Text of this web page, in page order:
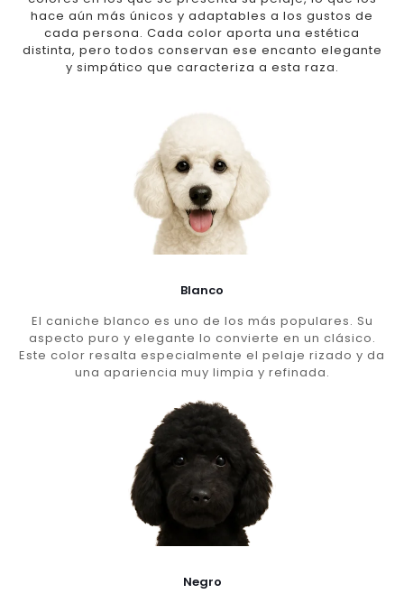
hace aún más únicos y adaptables a los gustos de
cada persona. Cada color aporta una estética
distinta, pero todos conservan ese encanto elegante
y simpático que caracteriza a esta raza.
Blanco
El caniche blanco es uno de los más populares. Su
aspecto puro y elegante lo convierte en un clásico.
Este color resalta especialmente el pelaje rizado y da
una apariencia muy limpia y refinada.
Negro